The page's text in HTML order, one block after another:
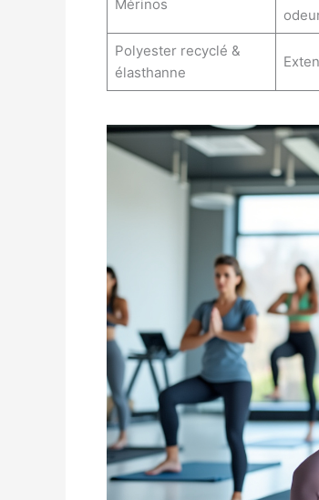
Mérinos
Polyester recyclé &
élasthanne